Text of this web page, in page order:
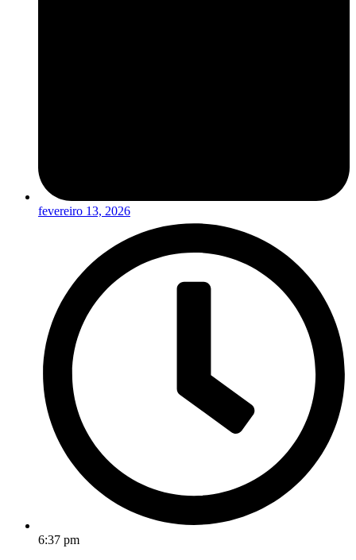
fevereiro 13, 2026
6:37 pm